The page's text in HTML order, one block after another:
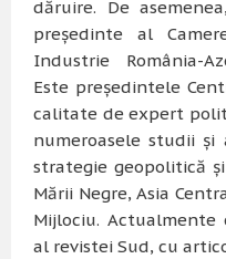
dăruire. De
preşedinte al
Industrie România-
Este preşedintele
calitate de expert
numeroasele studii
strategie geopolitică
Mării Negre, Asia
Mijlociu.
al revistei Sud, cu